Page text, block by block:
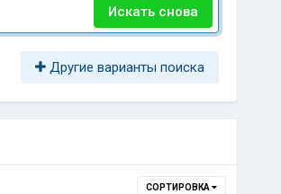
Искать снова
Другие варианты поиска
СОРТИРОВКА